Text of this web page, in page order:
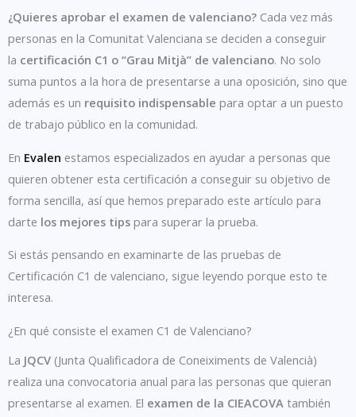
¿Quieres aprobar el examen de valenciano? Cada vez más
personas en la Comunitat Valenciana se deciden a conseguir
la certificación C1 o “Grau Mitjà” de valenciano. No solo
suma puntos a la hora de presentarse a una oposición, sino que
además es un requisito indispensable para optar a un puesto
de trabajo público en la comunidad.
En Evalen estamos especializados en ayudar a personas que
quieren obtener esta certificación a conseguir su objetivo de
forma sencilla, así que hemos preparado este artículo para
darte los mejores tips para superar la prueba.
Si estás pensando en examinarte de las pruebas de
Certificación C1 de valenciano, sigue leyendo porque esto te
interesa.
¿En qué consiste el examen C1 de Valenciano?
La JQCV (Junta Qualificadora de Coneiximents de Valencià)
realiza una convocatoria anual para las personas que quieran
presentarse al examen. El examen de la CIEACOVA también